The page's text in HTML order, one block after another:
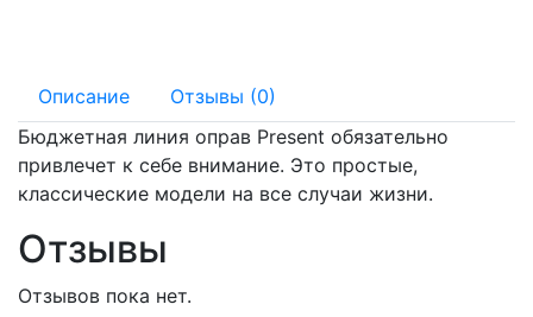
Описание
Отзывы (0)
Бюджетная линия оправ Present обязательно
привлечет к себе внимание. Это простые,
классические модели на все случаи жизни.
Отзывы
Отзывов пока нет.